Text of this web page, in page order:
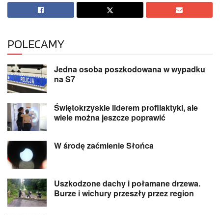
POLECAMY
Jedna osoba poszkodowana w wypadku
na S7
Świętokrzyskie liderem profilaktyki, ale
wiele można jeszcze poprawić
W środę zaćmienie Słońca
Uszkodzone dachy i połamane drzewa.
Burze i wichury przeszły przez region